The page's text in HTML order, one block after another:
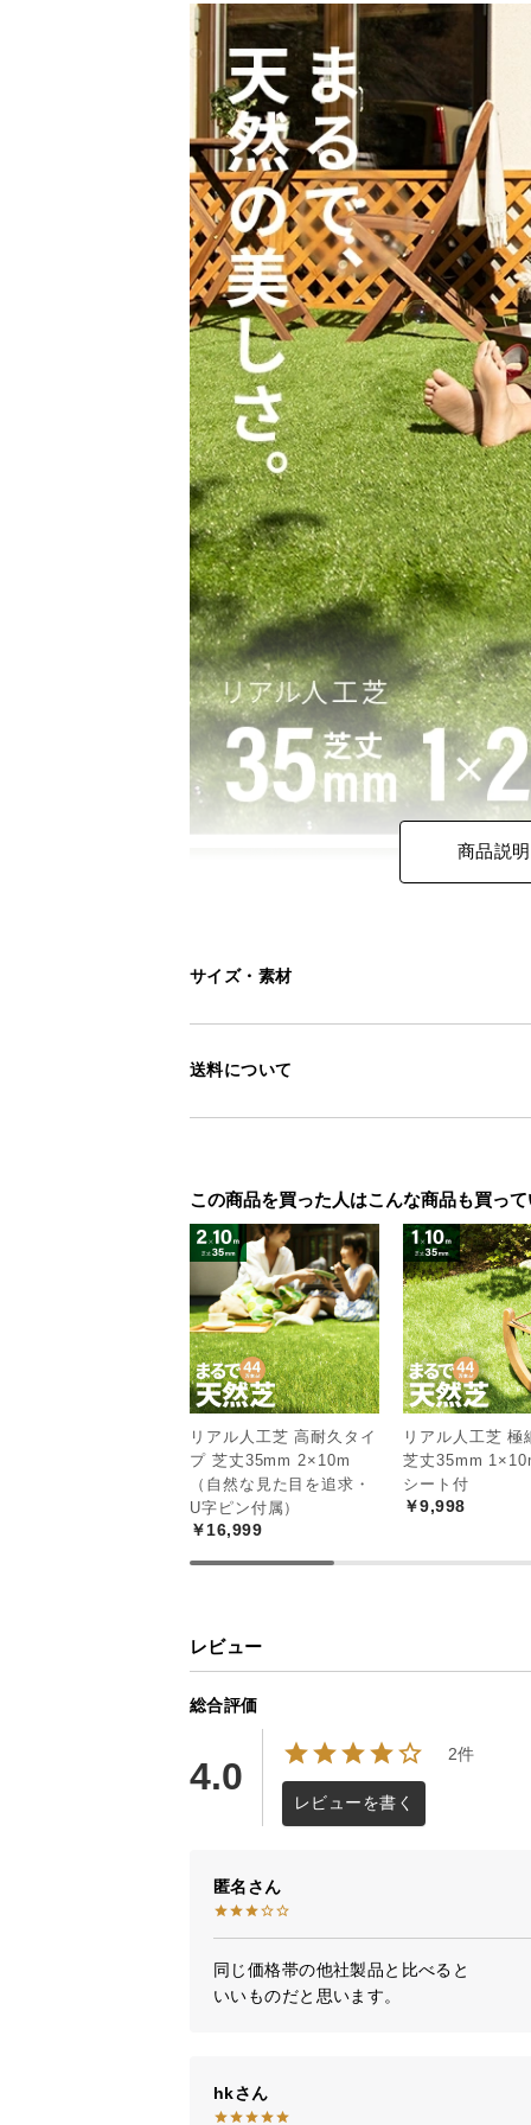
商品説
サイズ・素材
送料について
この商品を買った人はこんな商品も買っ
リアル人工芝 高耐久タイ
プ 芝丈35mm 2×10m
（自然な見た目を追求・
U字ピン付属）
￥16,999
リアル人工芝 極
芝丈35mm
シート付
￥9,998
レビュー
総合評価
4.0
2件
レビューを書く
匿名
同じ価格帯の他社製品と比べると
いいものだと思います。
hk